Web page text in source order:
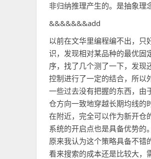
非归纳推理产生的。是抽象理
&&&&&&&add
以前在文华里编程编不出，只
识，发现相对某品种的最优固
序，找了几个测了一下，发现
控制进行了一定的结合，所以
一些过去没有把握的东西，由
仓方向一致地穿越长期均线的
在附近，完全可以作为新开仓
系统的开启点也是具备优势的
原来我认为这个策略具备不错
看来搜索的成本还是比较大，